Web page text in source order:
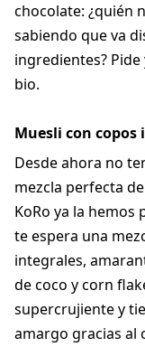
chocolate: ¿quién
sabiendo que va
ingredientes?
bio.
Muesli con
Desde ahora no
mezcla perfecta
KoRo ya la
te espera una
integrales,
de coco y corn
supercrujiente y
amargo gracias al